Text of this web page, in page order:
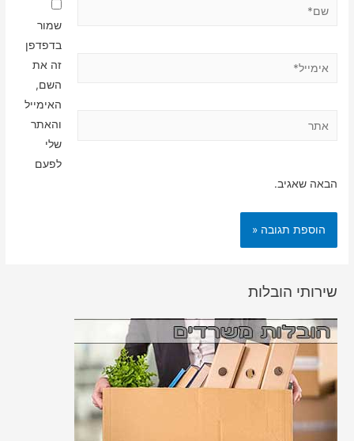
שמור
בדפדפן
זה את
השם,
האימייל
והאתר
שלי
לפעם
הבאה שאגיב.
שירותי הובלות